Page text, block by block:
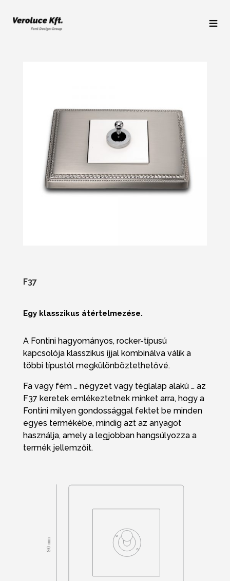
F37
Egy klasszikus átértelmezése.
A Fontini hagyományos, rocker-típusú
kapcsolója klasszikus íjjal kombinálva válik a
többi típustól megkülönböztethetővé.
Fa vagy fém … négyzet vagy téglalap alakú … az
F37 keretek emlékeztetnek minket arra, hogy a
Fontini milyen gondossággal fektet be minden
egyes termékébe, mindig azt az anyagot
használja, amely a legjobban hangsúlyozza a
termék jellemzőit.